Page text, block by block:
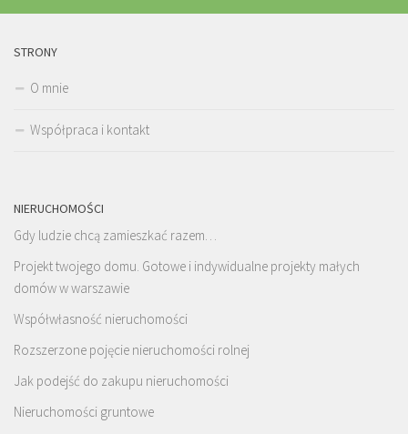
STRONY
O mnie
Współpraca i kontakt
NIERUCHOMOŚCI
Gdy ludzie chcą zamieszkać razem…
Projekt twojego domu. Gotowe i indywidualne projekty małych
domów w warszawie
Współwłasność nieruchomości
Rozszerzone pojęcie nieruchomości rolnej
Jak podejść do zakupu nieruchomości
Nieruchomości gruntowe